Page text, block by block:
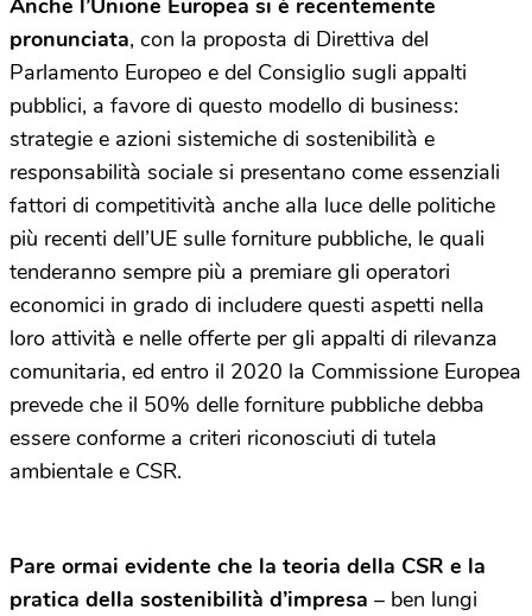
Anche l’Unione Europea si è recentemente
pronunciata, con la proposta di Direttiva del
Parlamento Europeo e del Consiglio sugli appalti
pubblici, a favore di questo modello di business:
strategie e azioni sistemiche di sostenibilità e
responsabilità sociale si presentano come essenziali
fattori di competitività anche alla luce delle politiche
più recenti dell’UE sulle forniture pubbliche, le quali
tenderanno sempre più a premiare gli operatori
economici in grado di includere questi aspetti nella
loro attività e nelle offerte per gli appalti di rilevanza
comunitaria, ed entro il 2020 la Commissione Europea
prevede che il 50% delle forniture pubbliche debba
essere conforme a criteri riconosciuti di tutela
ambientale e CSR.
Pare ormai evidente che la teoria della CSR e la
pratica della sostenibilità d’impresa – ben lungi